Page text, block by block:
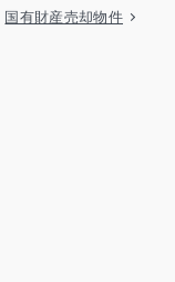
国有財産売却物件